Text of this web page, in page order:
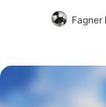
Fagner